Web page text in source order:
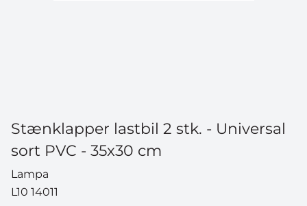
Stænklapper lastbil 2 stk. - Universal
sort PVC - 35x30 cm
Lampa
L10 14011